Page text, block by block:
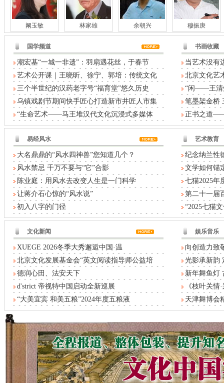
阚玉敏 林家雄 余朝兴 穆振庚
国学频道
潮宏基“一城一非遗”：羽扇遇花丝，于春节
艺术公开课｜王晓昕、徐宁、郭培：传统文化
三个半世纪的汉药老字号“福育堂”悠久历史
乌镇戏剧节期间快手匠心打造新市井匠人市集
“生命艺术——马王堆汉代文化沉浸式多媒体
书画收藏
当艺术没有
北京文化艺
“闲——王清
笔墨架金桥
正书之道
易经风水
大名鼎鼎的“风水四神兽”您知道几个？
风水禁忌 千万不要与“它”合影
陈业庭：用风水去改变人生是一门科学
让蒋介石心惊的“风水说”
初入八字的门径
艺术教育
纪念纳兰性
文学如何锚
七猫2025年
第二十一届
“2025七猫
文化新闻
XUEGE 2026冬季大秀邂逅中国·温
北京文化发展基金会“英文阅读指导师公益培
德润心田、法安天下
d'strict 帝视特中国启动全新巡展
“大美宜宾 和美五粮”2024年度五粮液
娱乐音乐
向创造力致
光影承新韵
新年舞鱼灯
《枝叶关
天津舞博会